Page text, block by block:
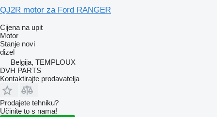
QJ2R motor za Ford RANGER
Cijena na upit
Motor
Stanje novi
dizel
Belgija, TEMPLOUX
DVH PARTS
Kontaktirajte prodavatelja
Prodajete tehniku?
Učinite to s nama!